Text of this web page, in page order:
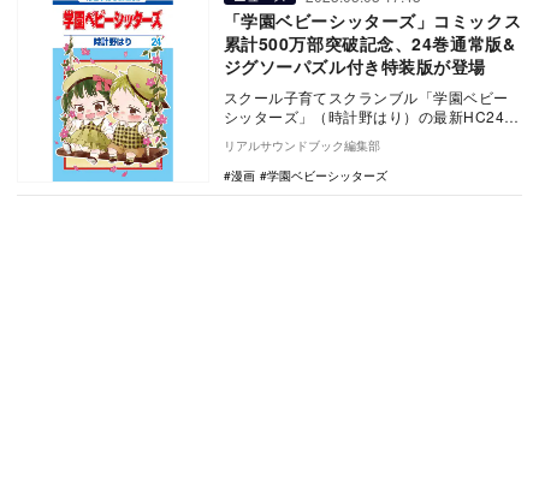
「学園ベビーシッターズ」コミックス
累計500万部突破記念、24巻通常版&
ジグソーパズル付き特装版が登場
スクール子育てスクランブル「学園ベビー
シッターズ」（時計野はり）の最新HC24巻
が2023年5月2日（火）に発売した。今回は
コミ…
リアルサウンドブック編集部
漫画
学園ベビーシッターズ